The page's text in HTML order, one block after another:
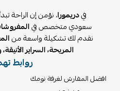
الجاهزة؟
نوفر خيارات متنوعة لتخصيص
لضمان الحصول على القياس المثالي
اطلب سرير نوم خشب
لا تتردد في ترقية غرفة نومك
فيدريمورا، نؤمن إن الراحة
سعودي متخصص في
نقدم لك تشكيلة واسعة من
المريحة، السراير
روابط
افضل المفارش لغرفة نومك